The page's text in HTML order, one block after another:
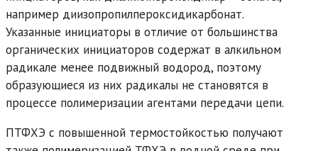
например диизопропилпероксидикарбонат.
Указанные инициаторы в отличие от большинства
органических инициаторов содержат в алкильном
радикале менее подвижный водород, поэтому
образующиеся из них радикалы не становятся в
процессе полимеризации агентами передачи цепи.
ПТФХЭ с повышенной термостойкостью получают